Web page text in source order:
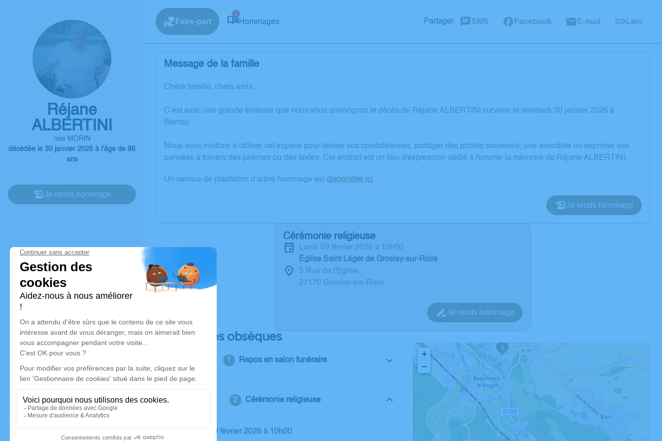
Réjane
ALBERTINI
née MORIN
décédée le 30 janvier 2026 à l'âge de 86
ans
Je rends hommage
Faire-part
5
Hommages Partager SMS Facebook E-mail Lien
Message de la famille
Chère famille, chers amis,
C’est avec une grande tristesse que nous vous annonçons le décès de Réjane ALBERTINI survenu le vendredi 30 janvier 2026 à
Bernay.
Nous vous invitons à utiliser cet espace pour laisser vos condoléances, partager des photos souvenirs, une anecdote ou exprimer vos
pensées à travers des poèmes ou des textes. Cet endroit est un lieu d'expression dédié à honorer la mémoire de Réjane ALBERTINI.
Un service de plantation d’arbre hommage est disponible ici .
Je rends hommage
Cérémonie religieuse
lundi 09 février 2026 à 10h00
Église Saint Léger de Grosley-sur-Risle
5 Rue de l'Eglise
27170 Grosley-sur-Risle
Je rends hommage
Déroulé des obsèques
Repos en salon funéraire
Cérémonie religieuse
Le lundi 09 février 2026 à 10h00
1
+
−